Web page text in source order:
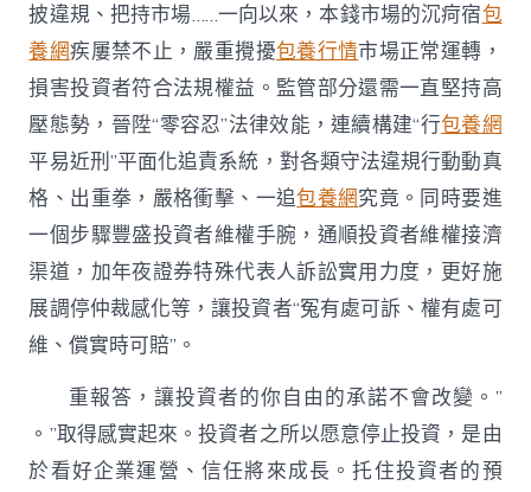
披違規、把持市場……一向以來，本錢市場的沉疴宿包
養網疾屢禁不止，嚴重攪擾包養行情市場正常運轉，
損害投資者符合法規權益。監管部分還需一直堅持高
壓態勢，晉陞“零容忍”法律效能，連續構建“行包養網
平易近刑”平面化追責系統，對各類守法違規行動動真
格、出重拳，嚴格衝擊、一追包養網究竟。同時要進
一個步驟豐盛投資者維權手腕，通順投資者維權接濟
渠道，加年夜證券特殊代表人訴訟實用力度，更好施
展調停仲裁感化等，讓投資者“冤有處可訴、權有處可
維、償實時可賠”。
重報答，讓投資者的你自由的承諾不會改變。”
。”取得感實起來。投資者之所以愿意停止投資，是由
於看好企業運營、信任將來成長。托住投資者的預